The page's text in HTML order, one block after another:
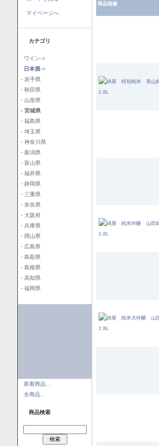
マイページへ
カテゴリ
ワイン->
日本酒->
- 岩手県
- 秋田県
- 山形県
- 宮城県
- 福島県
- 埼玉県
- 神奈川県
- 新潟県
- 富山県
- 福井県
- 静岡県
- 三重県
- 奈良県
- 大阪府
- 兵庫県
- 岡山県
- 広島県
- 鳥取県
- 島根県
- 高知県
- 福岡県
新着商品...
全商品...
商品検索
商品画像